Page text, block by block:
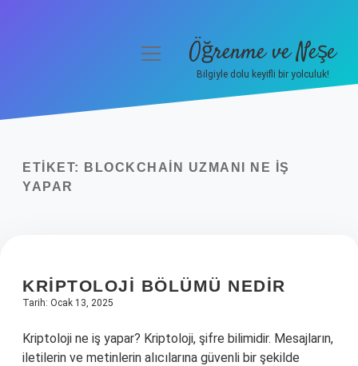
Yasal Uyarı
menüyüÖğrenme ve Neşe
Bilgiyle dolu keyifli bir yolculuk!
ETIKET:
BLOCKCHAIN UZMANI NE IŞ
YAPAR
KRIPTOLOJI BÖLÜMÜ NEDIR
Tarih: Ocak 13, 2025
Kriptoloji ne iş yapar? Kriptoloji, şifre bilimidir. Mesajların,
iletilerin ve metinlerin alıcılarına güvenli bir şekilde